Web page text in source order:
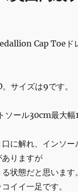
Cap Toeド
サイズは9です。
ソール30cm最大幅
に解れ、インソー
りますが
状態だと思います
イイ一足です。